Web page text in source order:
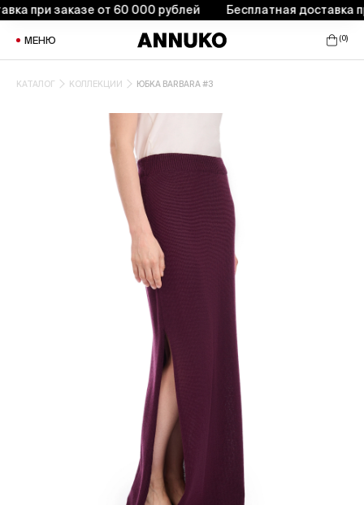
при заказе от 60 000 рублей Бесплатная доставка
МЕНЮ (0)
КАТАЛОГ КОЛЛЕКЦИИ ЮБКА BARBARA #3